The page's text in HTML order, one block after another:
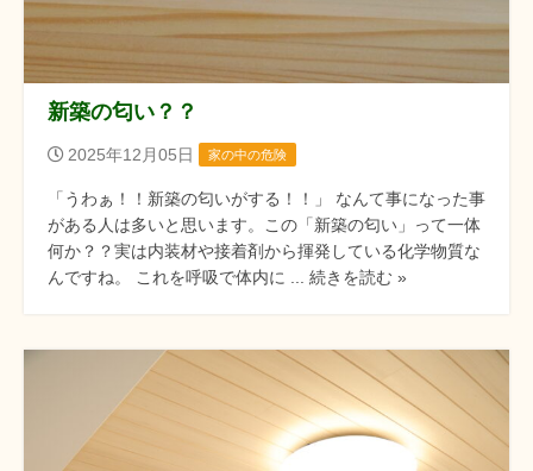
新築の匂い？？
2025年12月05日 家の中の危険
「うわぁ！！新築の匂いがする！！」 なんて事になった事
がある人は多いと思います。この「新築の匂い」って一体
何か？？実は内装材や接着剤から揮発している化学物質な
んですね。 これを呼吸で体内に ... 続きを読む »